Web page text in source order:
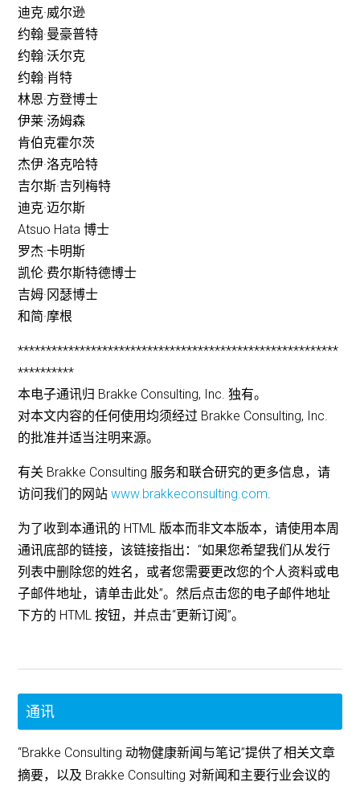
迪克·威尔逊
约翰·曼豪普特
约翰·沃尔克
约翰·肖特
林恩·方登博士
伊莱·汤姆森
肯伯克霍尔茨
杰伊·洛克哈特
吉尔斯·吉列梅特
迪克·迈尔斯
Atsuo Hata 博士
罗杰·卡明斯
凯伦·费尔斯特德博士
吉姆·冈瑟博士
和简·摩根
*********************************************************
**********
本电子通讯归 Brakke Consulting, Inc. 独有。
对本文内容的任何使用均须经过 Brakke Consulting, Inc.
的批准并适当注明来源。
有关 Brakke Consulting 服务和联合研究的更多信息，请
访问我们的网站www.brakkeconsulting.com.
为了收到本通讯的 HTML 版本而非文本版本，请使用本周
通讯底部的链接，该链接指出：“如果您希望我们从发行
列表中删除您的姓名，或者您需要更改您的个人资料或电
子邮件地址，请单击此处”。然后点击您的电子邮件地址
下方的 HTML 按钮，并点击“更新订阅”。
通讯
“Brakke Consulting 动物健康新闻与笔记”提供了相关文章
摘要，以及 Brakke Consulting 对新闻和主要行业会议的